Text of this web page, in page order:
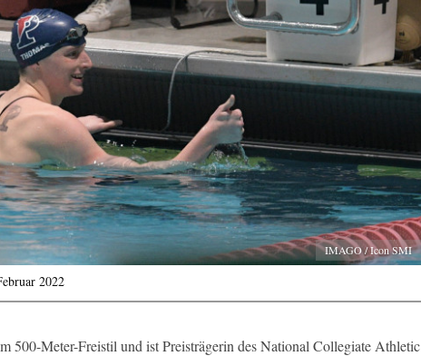
IMAGO / Icon SMI
2022
500-Meter-Freistil und ist Preisträgerin des National Collegiate Athletic